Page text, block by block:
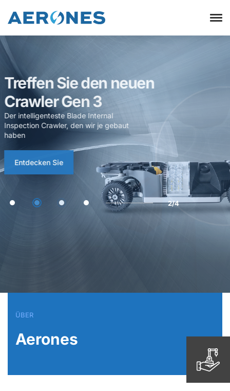
Studio für visuelle
Inspektion
Jetzt offiziell gestartet - greifen Sie über
das Kundenportal darauf zu oder
fordern Sie ein Demoprofil an.
Anmeldung Demo anfordern
3/4
ÜBER
Aerones